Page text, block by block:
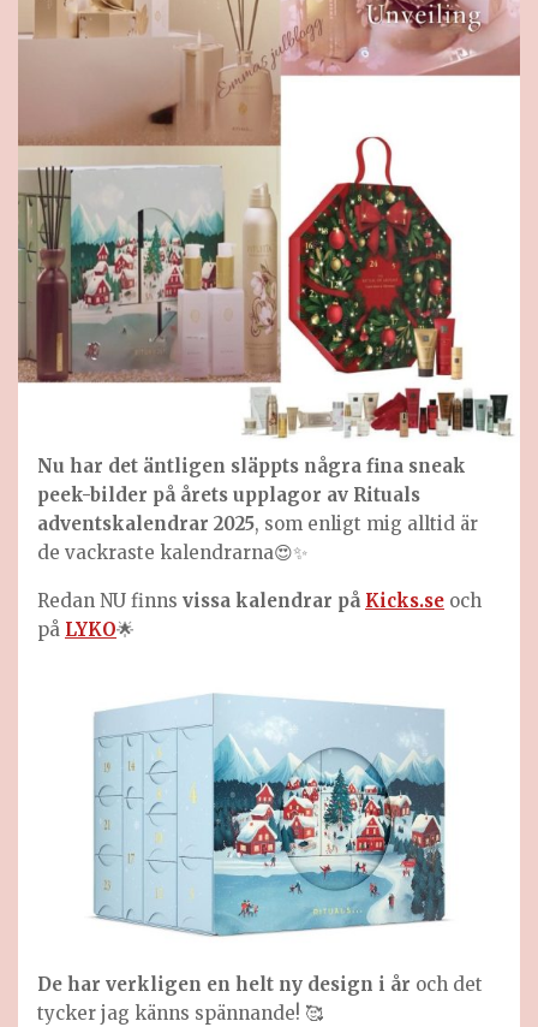
Nu har det äntligen släppts några fina sneak
peek-bilder på årets upplagor av Rituals
adventskalendrar 2025, som enligt mig alltid är
de vackraste kalendrarna😍✨
Redan NU finns vissa kalendrar på Kicks.se och
på LYKO🌟
De har verkligen en helt ny design i år och det
tycker jag känns spännande! 🥰